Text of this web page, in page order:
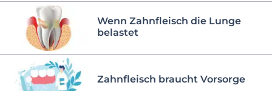
Wenn Zahnfleisch die Lunge
belastet
Zahnfleisch braucht Vorsorge